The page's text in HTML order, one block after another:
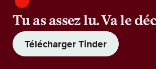
Tu as assez lu. Va le
Télécharger Tinder